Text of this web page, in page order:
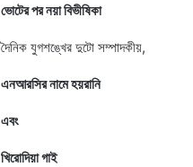
ভোটের পর নয়া বিভীষিকা
দৈনিক যুগশঙ্খের দুটো সম্পাদকীয়,
এনআরসির নামে হয়রানি
এবং
খিরোদিয়া গাই